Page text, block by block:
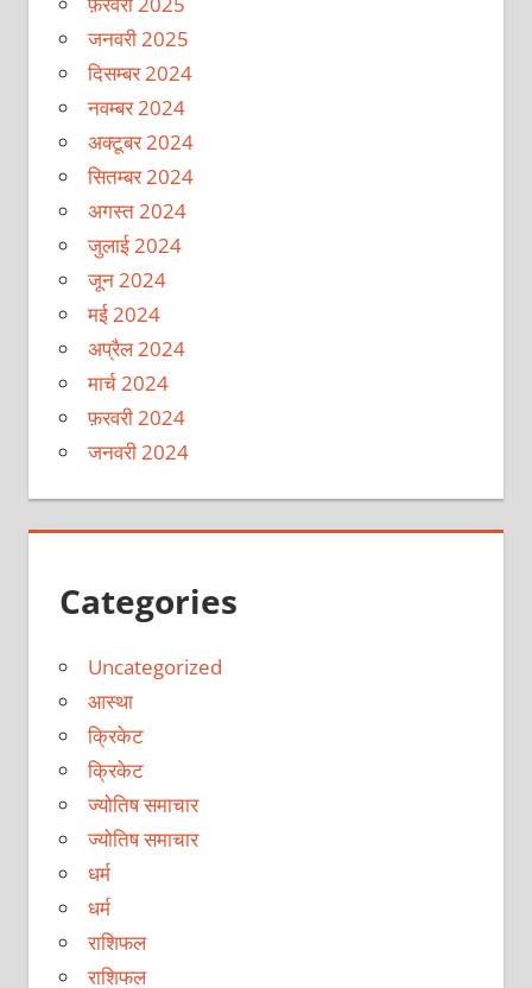
जनवरी 2025
दिसम्बर 2024
नवम्बर 2024
अक्टूबर 2024
सितम्बर 2024
अगस्त 2024
जुलाई 2024
जून 2024
मई 2024
अप्रैल 2024
मार्च 2024
फ़रवरी 2024
जनवरी 2024
Categories
Uncategorized
आस्था
क्रिकेट
क्रिकेट
ज्योतिष समाचार
ज्योतिष समाचार
धर्म
धर्म
राशिफल
राशिफल